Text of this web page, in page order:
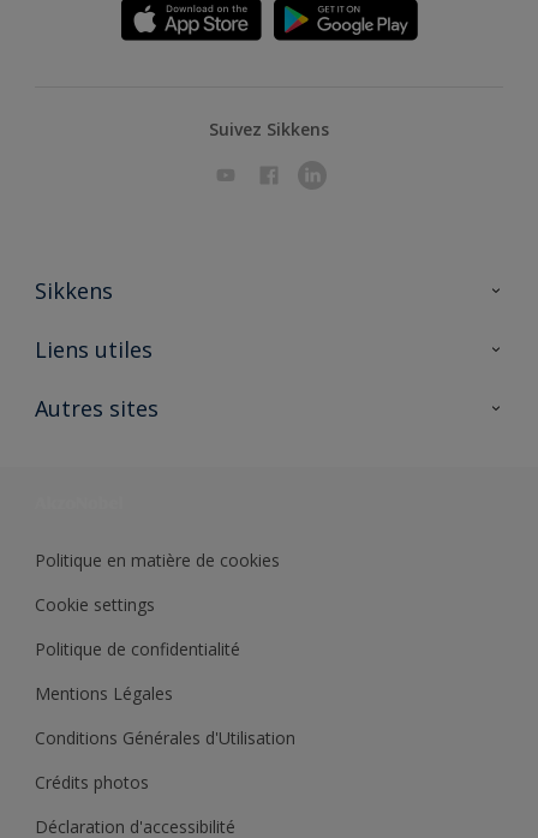
Suivez Sikkens
Sikkens
A propos de Sikkens
Liens utiles
Ouvrir un magasin PASS
Autres sites
Politique en matière de cookies
Cookie settings
Politique de confidentialité
Mentions Légales
Conditions Générales d'Utilisation
Crédits photos
Déclaration d'accessibilité